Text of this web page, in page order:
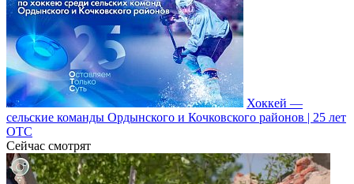
Хоккей —
сельские команды Ордынского и Кочковского районов | 25 лет
ОТС
Сейчас смотрят